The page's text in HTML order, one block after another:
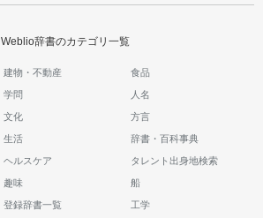
Weblio辞書のカテゴリ一覧
建物・不動産 食品
学問 人名
文化 方言
生活 辞書・百科事典
ヘルスケア タレント出身地検索
趣味 船
登録辞書一覧 工学